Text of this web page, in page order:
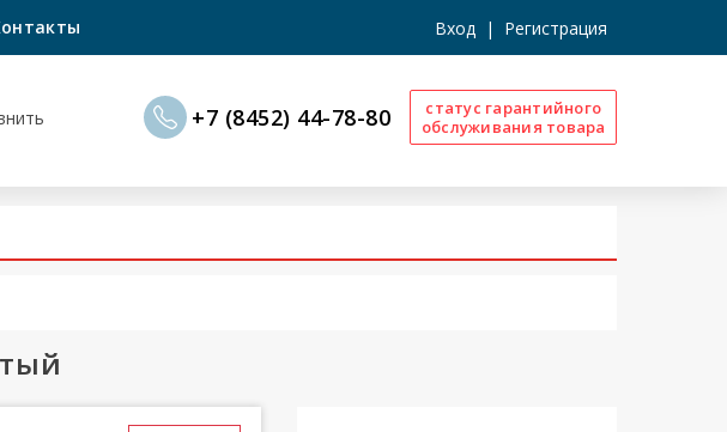
Вход | Регистрация
+7 (8452) 44-78-80
статус гарантийного
обслуживания товара